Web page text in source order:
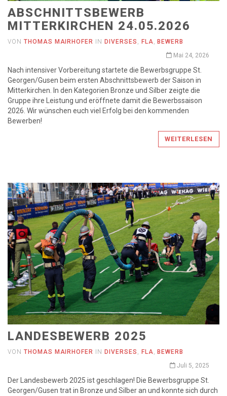
ABSCHNITTSBEWERB
MITTERKIRCHEN 24.05.2026
VON THOMAS MAIRHOFER IN DIVERSES , FLA, BEWERB
Mai 24, 2026
Nach intensiver Vorbereitung startete die Bewerbsgruppe St.
Georgen/Gusen beim ersten Abschnittsbewerb der Saison in
Mitterkirchen. In den Kategorien Bronze und Silber zeigte die
Gruppe ihre Leistung und eröffnete damit die Bewerbssaison
2026. Wir wünschen euch viel Erfolg bei den kommenden
Bewerben!
WEITERLESEN
LANDESBEWERB 2025
VON THOMAS MAIRHOFER IN DIVERSES , FLA, BEWERB
Juli 5, 2025
Der Landesbewerb 2025 ist geschlagen! Die Bewerbsgruppe St.
Georgen/Gusen trat in Bronze und Silber an und konnte sich durch